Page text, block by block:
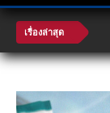
เรื่องล่าสุด